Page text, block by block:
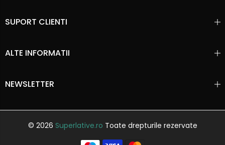
SUPORT CLIENTI
ALTE INFORMATII
NEWSLETTER
© 2026 Superlative.ro Toate drepturile rezervate